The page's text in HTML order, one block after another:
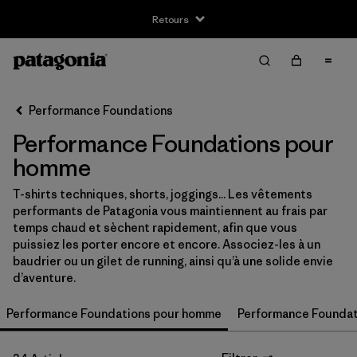
Retours
Filtrer par
Taille
S (27)
M (29)
L (26)
XXL (17)
Performance Foundations
Performance Foundations pour
homme
T-shirts techniques, shorts, joggings... Les vêtements
performants de Patagonia vous maintiennent au frais par
temps chaud et sèchent rapidement, afin que vous
puissiez les porter encore et encore. Associez-les à un
baudrier ou un gilet de running, ainsi qu’à une solide envie
d’aventure.
Performance Foundations pour homme Performance